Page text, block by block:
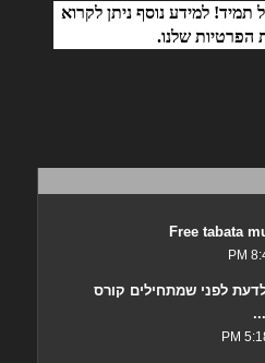
למידע נוסף ניתן לקרוא
הפרטיותשלנו.
Free tabata
לפני שמתחילים קורס